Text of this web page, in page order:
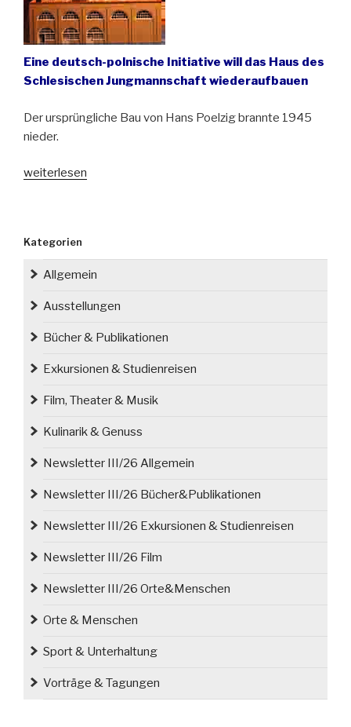
eröffnet“
Eine deutsch-polnische Initiative will das Haus des
Schlesischen Jungmannschaft wiederaufbauen
Der ursprüngliche Bau von Hans Poelzig brannte 1945
nieder.
„Entsteht
Löwenberg/
Lwówek
neu?“
weiterlesen
Kategorien
Allgemein
Ausstellungen
Bücher & Publikationen
Exkursionen & Studienreisen
Film, Theater & Musik
Kulinarik & Genuss
Newsletter III/26 Allgemein
Newsletter III/26 Bücher&Publikationen
Newsletter III/26 Exkursionen & Studienreisen
Newsletter III/26 Film
Newsletter III/26 Orte&Menschen
Orte & Menschen
Sport & Unterhaltung
Vorträge & Tagungen